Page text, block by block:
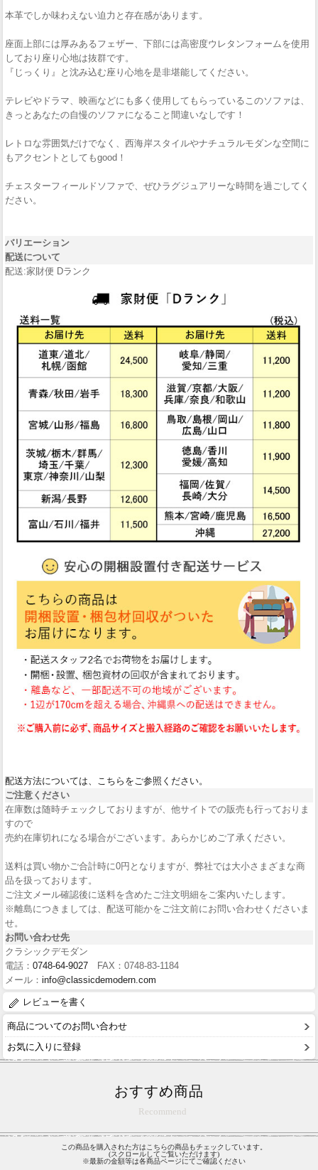
本革でしか味わえない迫力と存在感があります。
座面上部には厚みあるフェザー、下部には高密度ウレタンフォームを使用
しており座り心地は抜群です。
『じっくり』と沈み込む座り心地を是非堪能してください。
テレビやドラマ、映画などにも多く使用してもらっているこのソファは、
きっとあなたの自慢のソファになること間違いなしです！
レトロな雰囲気だけでなく、西海岸スタイルやナチュラルモダンな空間に
もアクセントとしてもgood！
チェスターフィールドソファで、ぜひラグジュアリーな時間を過ごしてく
ださい。
バリエーション
配送について
配送:家財便 Dランク
配送方法については、こちらをご参照ください。
ご注意ください
在庫数は随時チェックしておりますが、他サイトでの販売も行っておりま
すので
売約在庫切れになる場合がございます。あらかじめご了承ください。
送料は買い物かご合計時に0円となりますが、弊社では大小さまざまな商
品を扱っております。
ご注文メール確認後に送料を含めたご注文明細をご案内いたします。
※離島につきましては、配送可能かをご注文前にお問い合わせくださいま
せ。
お問い合わせ先
クラシックデモダン
電話： 0748-64-9027 FAX：0748-83-1184
メール： info@classicdemodern.com
レビューを書く
商品についてのお問い合わせ
お気に入りに登録
おすすめ商品
Recommend
この商品を購入された方はこちらの商品もチェックしています。
(スクロールしてご覧いただけます)
※最新の金額等は各商品ページにてご確認ください